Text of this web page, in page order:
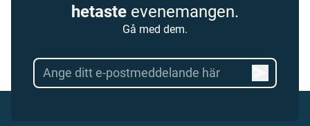
hetaste evenemangen.
Gå med dem.